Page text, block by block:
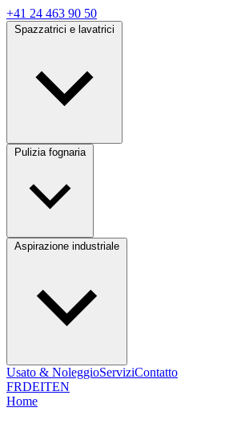
+41 24 463 90 50
Pulizia fognaria
Usato & NoleggioServiziContatto
FRDEITEN
Home